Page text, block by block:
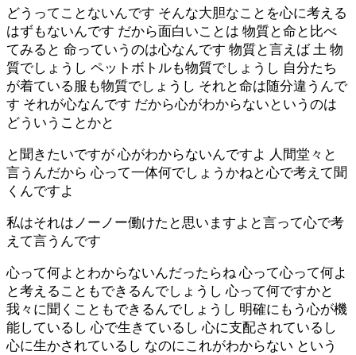
どうってことないんです そんな大胆なことを心に考える
はずもないんです だから面白いことは 物質と命と比べ
てみると 命っていうのは心なんです 物質と言えば 土 物
質でしょうし ペットボトルも物質でしょうし 自分たち
が着ている服も物質でしょうし それと命は随分違うんで
す それが心なんです だから心がわからないというのは
どういうことかと
と聞きたいですが 心がわからないんですよ 人間堂々と
言うんだから 心って一体何でしょうかねと心で考えて聞
くんですよ
私はそれはノーノー働けたと思いますよと言って心で考
えて言うんです
心って何よとわからないんだったらね 心って心って何よ
と考えることもできるんでしょうし 心って何ですかと
我々に聞くこともできるんでしょうし 明確にもう心が機
能しているし 心で生きているし 心に支配されているし
心に生かされているし なのにこれがわからない という